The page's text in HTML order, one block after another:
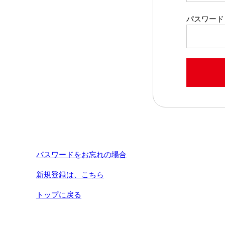
パスワード
パスワードをお忘れの場合
新規登録は、こちら
トップに戻る